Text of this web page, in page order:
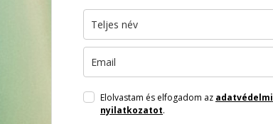
Elolvastam és elfogadom az adatvédelmi
nyilatkozatot.